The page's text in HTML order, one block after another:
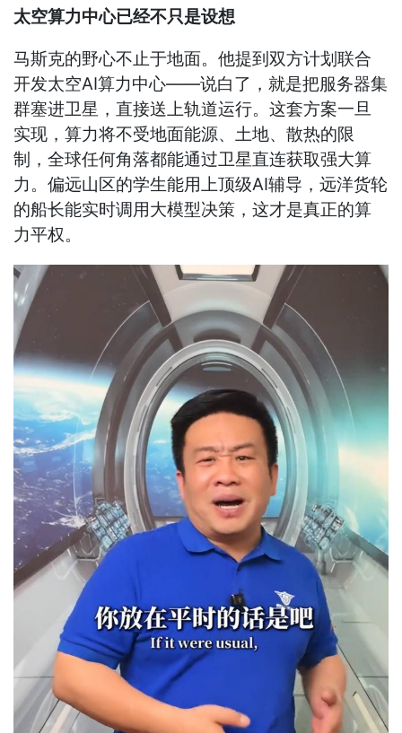
太空算力中心已经不只是设想
马斯克的野心不止于地面。他提到双方计划联合
开发太空AI算力中心——说白了，就是把服务器集
群塞进卫星，直接送上轨道运行。这套方案一旦
实现，算力将不受地面能源、土地、散热的限
制，全球任何角落都能通过卫星直连获取强大算
力。偏远山区的学生能用上顶级AI辅导，远洋货轮
的船长能实时调用大模型决策，这才是真正的算
力平权。